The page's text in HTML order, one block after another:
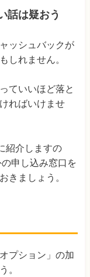
話は疑おう
ッシュバックが
しれません。
ていいほど落と
ればいけませ
紹介しますの
の申し込み窓口を
きましょう。
プション」の加
。